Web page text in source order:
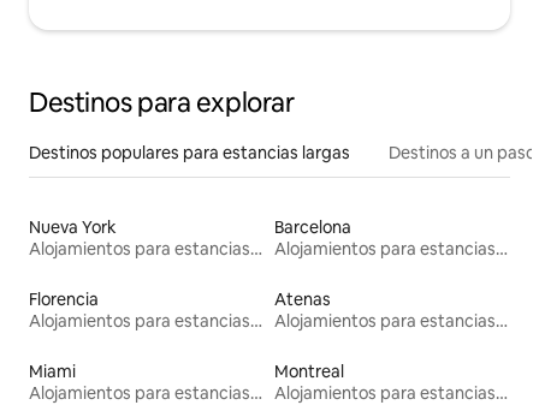
Destinos para explorar
Destinos populares para estancias largas Destinos a un
Nueva York
Alojamientos para estancias largas
Barcelona
Alojamientos para estancias largas
Florencia
Alojamientos para estancias largas
Atenas
Alojamientos para estancias largas
Miami
Alojamientos para estancias largas
Montreal
Alojamientos para estancias largas